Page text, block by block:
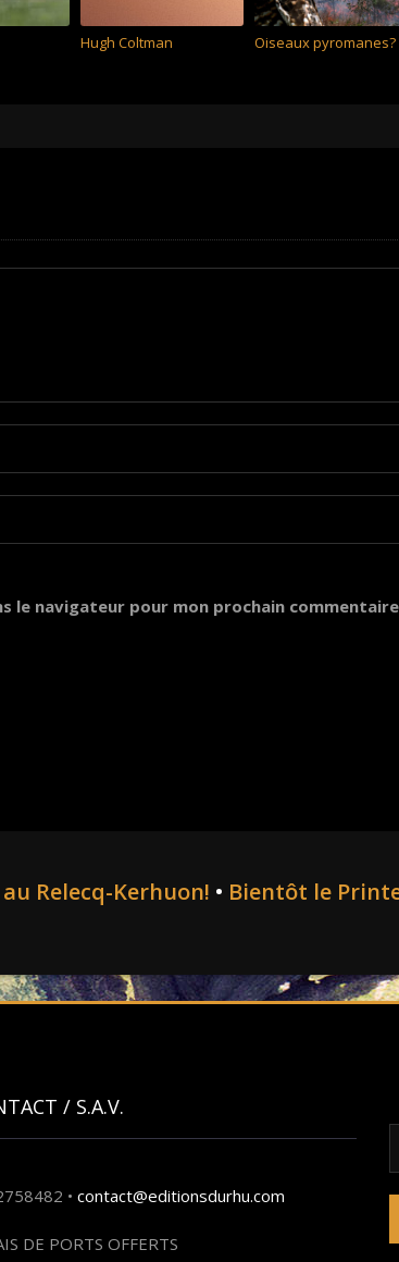
Hugh Coltman Oiseaux pyromanes?
le navigateur pour mon prochain
Relecq-Kerhuon! • Bientôt le
/ S.A.V.
• contact@editionsdurhu.com
DE PORTS OFFERTS